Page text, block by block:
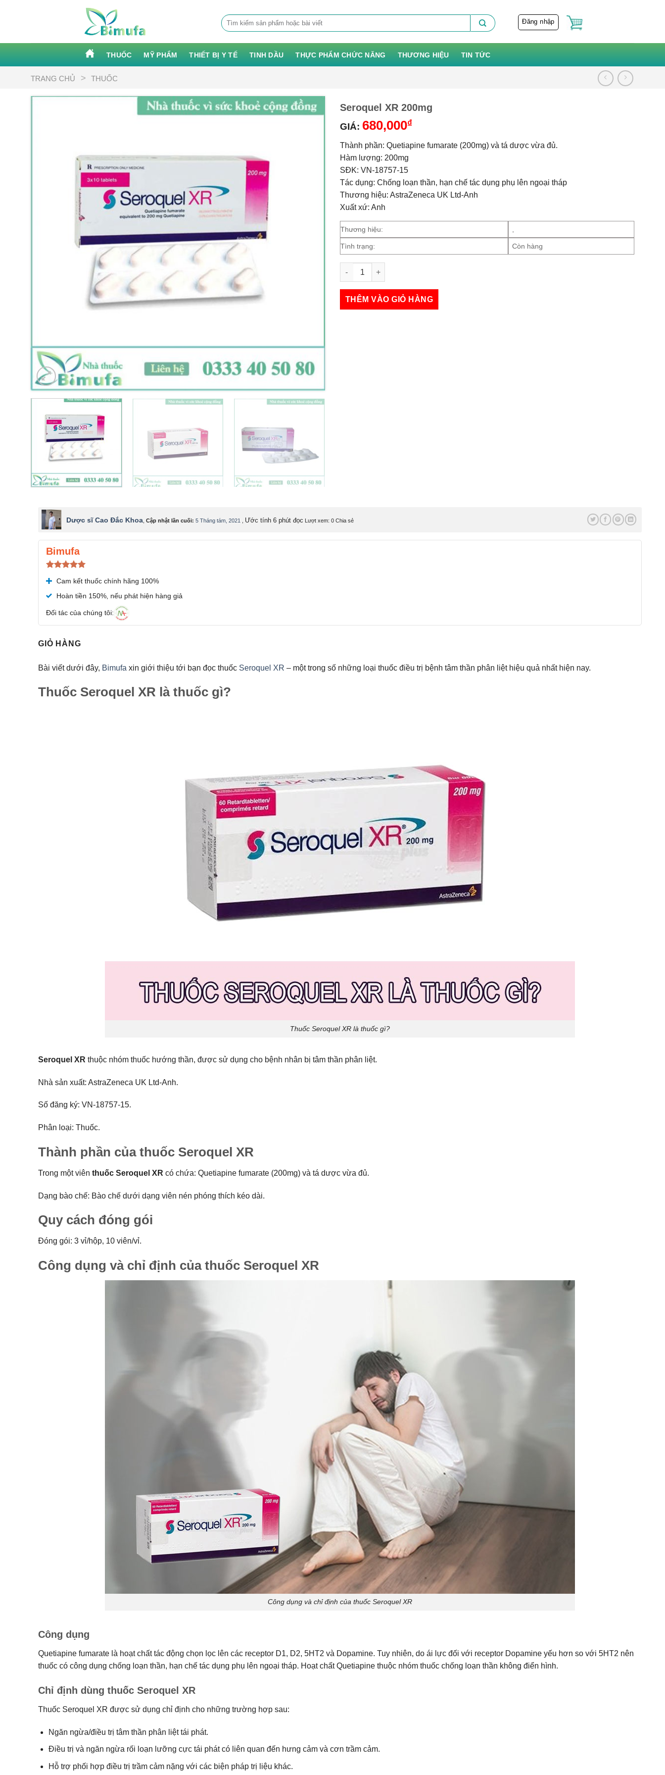
Tìm
kiếm:
Đăng nhập
THUỐC MỸ PHẨM THIẾT BỊ Y TẾ TINH DẦU THỰC PHẨM CHỨC NĂNG THƯƠNG HIỆU TIN TỨC
TRANG CHỦ > THUỐC
Seroquel XR 200mg
GIÁ: 680,000₫
Thành phần: Quetiapine fumarate (200mg) và tá dược vừa đủ.
Hàm lượng: 200mg
SĐK: VN-18757-15
Tác dụng: Chống loạn thần, hạn chế tác dụng phụ lên ngoại tháp
Thương hiệu: AstraZeneca UK Ltd-Anh
Xuất xứ: Anh
Thương hiệu:
Tình trạng: Còn hàng
THÊM VÀO GIỎ HÀNG
Dược sĩ Cao Đắc Khoa, Cập nhật lần cuối: 5 Tháng tám, 2021 , Ước tính 6 phút đọc Lượt xem: 0 Chia sẻ
Bimufa
hạng5.00
5 sao
Cam kết thuốc chính hãng 100%
Hoàn tiền 150%, nếu phát hiện hàng giả
Đối tác của chúng tôi:
GIỎ HÀNG
Bài viết dưới đây, Bimufa xin giới thiệu tới bạn đọc thuốc Seroquel XR – một trong số những loại thuốc điều trị bệnh tâm thần phân liệt hiệu quả nhất hiện nay.
Thuốc Seroquel XR là thuốc gì?
Thuốc Seroquel XR là thuốc gì?
Seroquel XR thuộc nhóm thuốc hướng thần, được sử dụng cho bệnh nhân bị tâm thần phân liệt.
Nhà sản xuất: AstraZeneca UK Ltd-Anh.
Số đăng ký: VN-18757-15.
Phân loại: Thuốc.
Thành phần của thuốc Seroquel XR
Trong một viên thuốc Seroquel XR có chứa: Quetiapine fumarate (200mg) và tá dược vừa đủ.
Dạng bào chế: Bào chế dưới dạng viên nén phóng thích kéo dài.
Quy cách đóng gói
Đóng gói: 3 vỉ/hộp, 10 viên/vỉ.
Công dụng và chỉ định của thuốc Seroquel XR
Công dụng và chỉ định của thuốc Seroquel XR
Công dụng
Quetiapine fumarate là hoạt chất tác động chọn lọc lên các receptor D1, D2, 5HT2 và Dopamine. Tuy nhiên, do ái lực đối với receptor Dopamine yếu hơn so với 5HT2 nên
thuốc có công dụng chống loạn thần, hạn chế tác dụng phụ lên ngoại tháp. Hoạt chất Quetiapine thuộc nhóm thuốc chống loạn thần không điển hình.
Chỉ định dùng thuốc Seroquel XR
Thuốc Seroquel XR được sử dụng chỉ định cho những trường hợp sau:
Ngăn ngừa/điều trị tâm thần phân liệt tái phát.
Điều trị và ngăn ngừa rối loạn lưỡng cực tái phát có liên quan đến hưng cảm và cơn trầm cảm.
Hỗ trợ phối hợp điều trị trầm cảm nặng với các biện pháp trị liệu khác.